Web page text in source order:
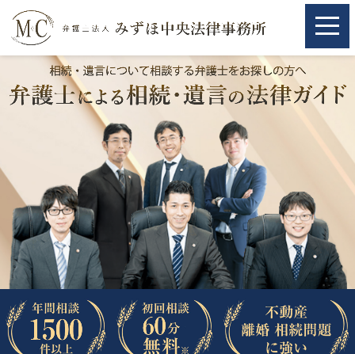
取扱分野
相続・遺言
離婚（夫婦間トラブル）
企業法務
労働問題（解雇，残業等）
刑事弁護
交通事故
取扱分野
相続・遺言
離婚（夫婦間トラブル）
企業法務
労働問題（解雇，残業等）
刑事弁護
交通事故